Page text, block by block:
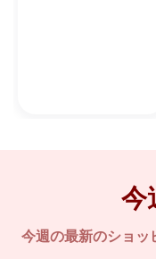
今
今週の最新のショッ